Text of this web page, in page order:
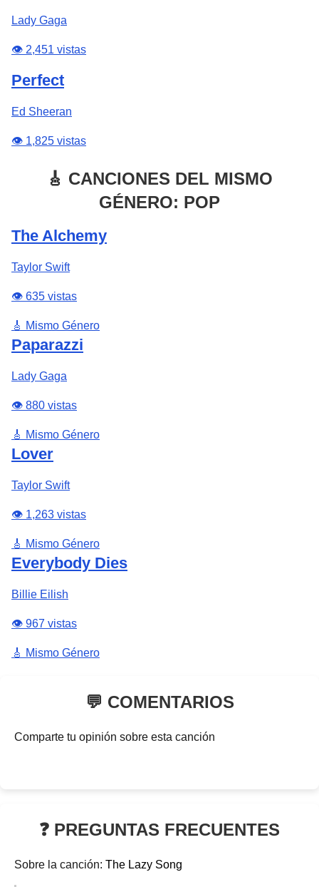
Lady Gaga
👁️ 2,451 vistas
Perfect
Ed Sheeran
👁️ 1,825 vistas
🎸 CANCIONES DEL MISMO
GÉNERO: POP
The Alchemy
Taylor Swift
👁️ 635 vistas
🎸 Mismo Género
Paparazzi
Lady Gaga
👁️ 880 vistas
🎸 Mismo Género
Lover
Taylor Swift
👁️ 1,263 vistas
🎸 Mismo Género
Everybody Dies
Billie Eilish
👁️ 967 vistas
🎸 Mismo Género
💬 COMENTARIOS
Comparte tu opinión sobre esta canción
❓ PREGUNTAS FRECUENTES
Sobre la canción: The Lazy Song